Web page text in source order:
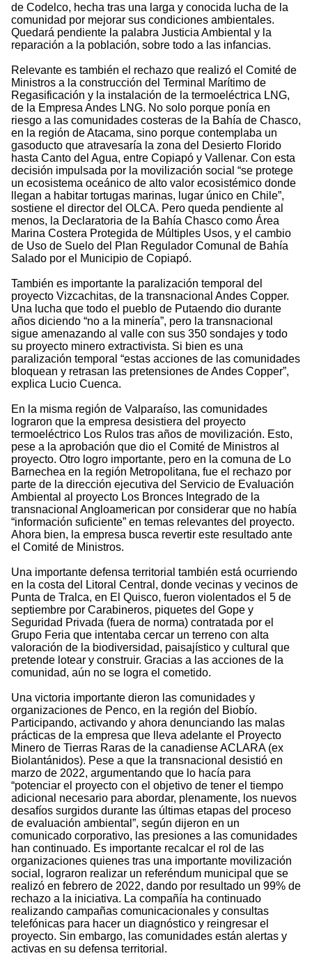
de Codelco, hecha tras una larga y conocida lucha de la
comunidad por mejorar sus condiciones ambientales.
Quedará pendiente la palabra Justicia Ambiental y la
reparación a la población, sobre todo a las infancias.
Relevante es también el rechazo que realizó el Comité de
Ministros a la construcción del Terminal Marítimo de
Regasificación y la instalación de la termoeléctrica LNG,
de la Empresa Andes LNG. No solo porque ponía en
riesgo a las comunidades costeras de la Bahía de Chasco,
en la región de Atacama, sino porque contemplaba un
gasoducto que atravesaría la zona del Desierto Florido
hasta Canto del Agua, entre Copiapó y Vallenar. Con esta
decisión impulsada por la movilización social “se protege
un ecosistema oceánico de alto valor ecosistémico donde
llegan a habitar tortugas marinas, lugar único en Chile”,
sostiene el director del OLCA. Pero queda pendiente al
menos, la Declaratoria de la Bahía Chasco como Área
Marina Costera Protegida de Múltiples Usos, y el cambio
de Uso de Suelo del Plan Regulador Comunal de Bahía
Salado por el Municipio de Copiapó.
También es importante la paralización temporal del
proyecto Vizcachitas, de la transnacional Andes Copper.
Una lucha que todo el pueblo de Putaendo dio durante
años diciendo “no a la minería”, pero la transnacional
sigue amenazando al valle con sus 350 sondajes y todo
su proyecto minero extractivista. Si bien es una
paralización temporal “estas acciones de las comunidades
bloquean y retrasan las pretensiones de Andes Copper”,
explica Lucio Cuenca.
En la misma región de Valparaíso, las comunidades
lograron que la empresa desistiera del proyecto
termoeléctrico Los Rulos tras años de movilización. Esto,
pese a la aprobación que dio el Comité de Ministros al
proyecto. Otro logro importante, pero en la comuna de Lo
Barnechea en la región Metropolitana, fue el rechazo por
parte de la dirección ejecutiva del Servicio de Evaluación
Ambiental al proyecto Los Bronces Integrado de la
transnacional Angloamerican por considerar que no había
“información suficiente” en temas relevantes del proyecto.
Ahora bien, la empresa busca revertir este resultado ante
el Comité de Ministros.
Una importante defensa territorial también está ocurriendo
en la costa del Litoral Central, donde vecinas y vecinos de
Punta de Tralca, en El Quisco, fueron violentados el 5 de
septiembre por Carabineros, piquetes del Gope y
Seguridad Privada (fuera de norma) contratada por el
Grupo Feria que intentaba cercar un terreno con alta
valoración de la biodiversidad, paisajístico y cultural que
pretende lotear y construir. Gracias a las acciones de la
comunidad, aún no se logra el cometido.
Una victoria importante dieron las comunidades y
organizaciones de Penco, en la región del Biobío.
Participando, activando y ahora denunciando las malas
prácticas de la empresa que lleva adelante el Proyecto
Minero de Tierras Raras de la canadiense ACLARA (ex
Biolantánidos). Pese a que la transnacional desistió en
marzo de 2022, argumentando que lo hacía para
“potenciar el proyecto con el objetivo de tener el tiempo
adicional necesario para abordar, plenamente, los nuevos
desafíos surgidos durante las últimas etapas del proceso
de evaluación ambiental”, según dijeron en un
comunicado corporativo, las presiones a las comunidades
han continuado. Es importante recalcar el rol de las
organizaciones quienes tras una importante movilización
social, lograron realizar un referéndum municipal que se
realizó en febrero de 2022, dando por resultado un 99% de
rechazo a la iniciativa. La compañía ha continuado
realizando campañas comunicacionales y consultas
telefónicas para hacer un diagnóstico y reingresar el
proyecto. Sin embargo, las comunidades están alertas y
activas en su defensa territorial.